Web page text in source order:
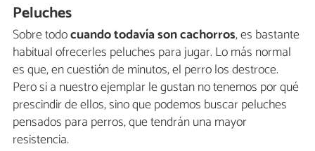
Peluches
Sobre todocuando todavía son cachorros, es bastante
habitual ofrecerles peluches para jugar. Lo más normal
es que, en cuestión de minutos, el perro los destroce.
Pero si a nuestro ejemplar le gustan no tenemos por qué
prescindir de ellos, sino que podemos buscar peluches
pensados para perros, que tendrán una mayor
resistencia.